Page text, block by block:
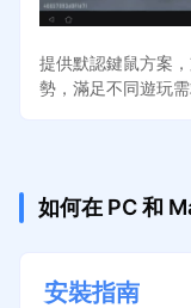
提供默認鍵鼠方案
勢，滿足不同遊玩需
如何在 PC 和
安裝指南